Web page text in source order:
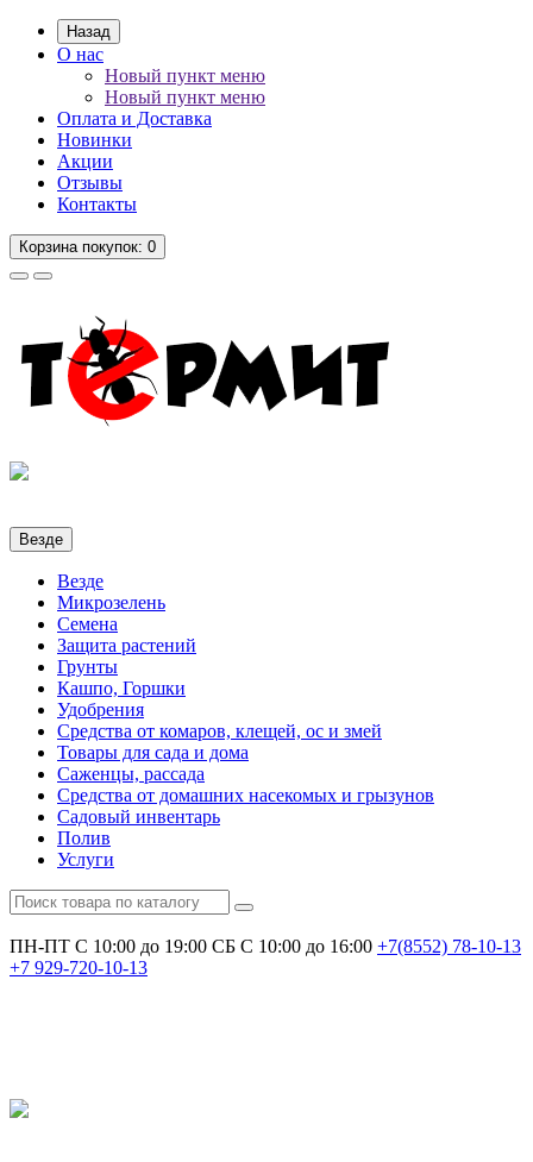
Назад
О нас
Новый пункт меню
Новый пункт меню
Оплата и Доставка
Новинки
Акции
Отзывы
Контакты
Корзинапокупок: 0
Везде
Везде
Микрозелень
Семена
Защита растений
Грунты
Кашпо, Горшки
Удобрения
Средства от комаров, клещей, ос и змей
Товары для сада и дома
Саженцы, рассада
Средства от домашних насекомых и грызунов
Садовый инвентарь
Полив
Услуги
ПН-ПТ С 10:00 до 19:00 СБ С 10:00 до 16:00 +7(8552) 78-10-13
+7 929-720-10-13